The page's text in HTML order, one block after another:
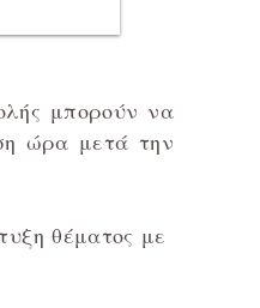
μπορούν να
ώρα μετά την
θέματος με